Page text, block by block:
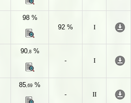
98 %
92 %
I
90,8%
-
I
85,69 %
-
II